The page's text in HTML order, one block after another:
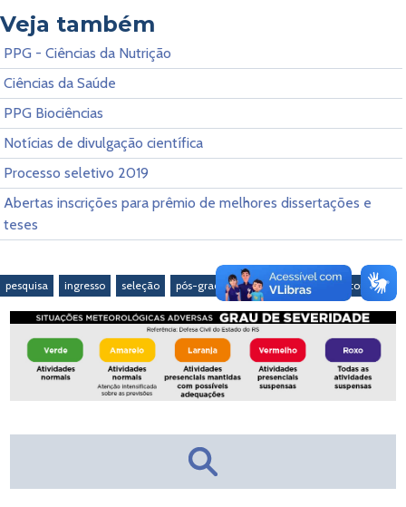
Alunos Estrangeiros
Doutorado Sanduíche no Exterior
Docentes Colaboradores
Eleições PPG
Veja também
PPG - Ciências da Nutrição
Ciências da Saúde
PPG Biociências
Notícias de divulgação científica
Processo seletivo 2019
Abertas inscrições para prêmio de melhores dissertações e
teses
pesquisa ingresso seleção pós-graduação mestrado doutorado